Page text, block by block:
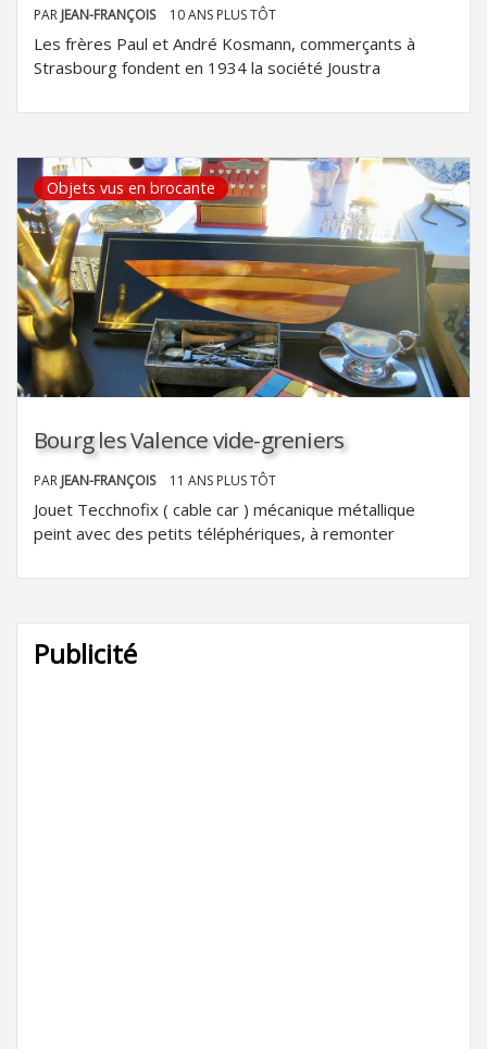
PAR JEAN-FRANÇOIS 10 ANS PLUS TÔT
Les frères Paul et André Kosmann, commerçants à
Strasbourg fondent en 1934 la société Joustra
Objets vus en brocante
Bourg les Valence vide-greniers
PAR JEAN-FRANÇOIS 11 ANS PLUS TÔT
Jouet Tecchnofix ( cable car ) mécanique métallique
peint avec des petits téléphériques, à remonter
Publicité